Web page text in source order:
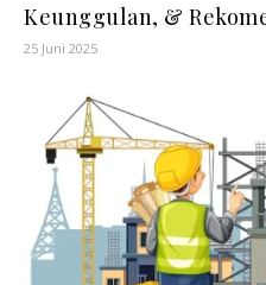
Keunggulan, &
25 Juni 2025